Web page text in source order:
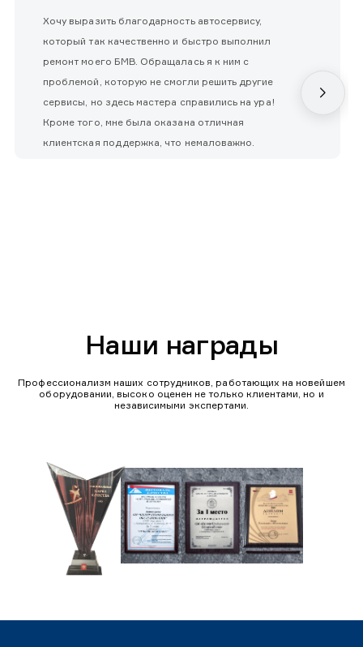
Хочу выразить благодарность автосервису,
который так качественно и быстро выполнил
ремонт моего БМВ. Обращалась я к ним с
проблемой, которую не смогли решить другие
сервисы, но здесь мастера справились на ура!
Кроме того, мне была оказана отличная
клиентская поддержка, что немаловажно.
Наши награды
Профессионализм наших сотрудников, работающих на новейшем
оборудовании, высоко оценен не только клиентами, но и
независимыми экспертами.